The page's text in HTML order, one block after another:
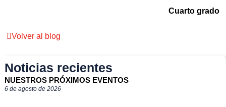
Noticias recientes
NUESTROS PRÓXIMOS EVENTOS
6 de agosto de 2026
Cuarto grado
Volver al blog